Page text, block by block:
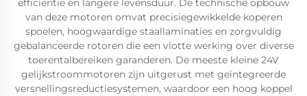
efficiëntie en langere levensduur. De technische opbouw
van deze motoren omvat precisiegewikkelde koperen
spoelen, hoogwaardige staallaminaties en zorgvuldig
gebalanceerde rotoren die een vlotte werking over diverse
toerentalbereiken garanderen. De meeste kleine 24V
gelijkstroommotoren zijn uitgerust met geïntegreerde
versnellingsreductiesystemen, waardoor een hoog koppel